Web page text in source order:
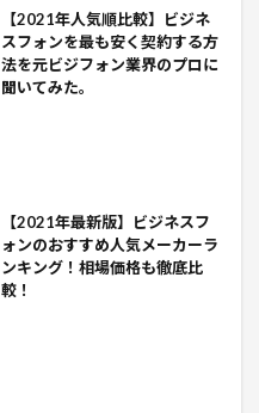
【2021年人気順比較】ビジネ
スフォンを最も安く契約する方
法を元ビジフォン業界のプロに
聞いてみた。
【2021年最新版】ビジネスフ
ォンのおすすめ人気メーカーラ
ンキング！相場価格も徹底比
較！